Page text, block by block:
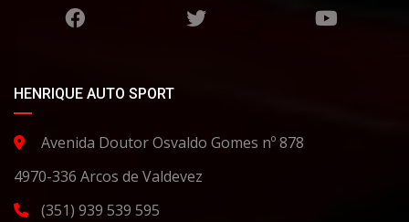
HENRIQUE AUTO SPORT
Avenida Doutor Osvaldo Gomes nº 878
4970-336 Arcos de Valdevez
(351) 939 539 595